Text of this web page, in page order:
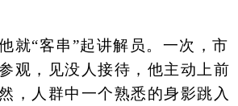
就“客串”起讲解员。一次，市
观，见没人接待，他主动上前
，人群中一个熟悉的身影跳入